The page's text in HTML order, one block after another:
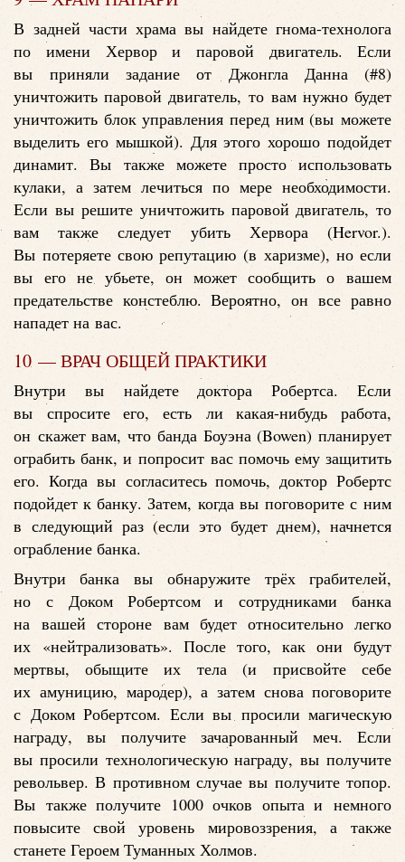
В задней части храма вы найдете гнома-технолога
по имени Хервор и паровой двигатель. Если
вы приняли задание от Джонгла Данна (#8)
уничтожить паровой двигатель, то вам нужно будет
уничтожить блок управления перед ним (вы можете
выделить его мышкой). Для этого хорошо подойдет
динамит. Вы также можете просто использовать
кулаки, а затем лечиться по мере необходимости.
Если вы решите уничтожить паровой двигатель, то
вам также следует убить Хервора (Hervor.).
Вы потеряете свою репутацию (в харизме), но если
вы его не убьете, он может сообщить о вашем
предательстве констеблю. Вероятно, он все равно
нападет на вас.
10 — ВРАЧ ОБЩЕЙ ПРАКТИКИ
Внутри вы найдете доктора Робертса. Если
вы спросите его, есть ли какая-нибудь работа,
он скажет вам, что банда Боуэна (Bowen) планирует
ограбить банк, и попросит вас помочь ему защитить
его. Когда вы согласитесь помочь, доктор Робертс
подойдет к банку. Затем, когда вы поговорите с ним
в следующий раз (если это будет днем), начнется
ограбление банка.
Внутри банка вы обнаружите трёх грабителей,
но с Доком Робертсом и сотрудниками банка
на вашей стороне вам будет относительно легко
их «нейтрализовать». После того, как они будут
мертвы, обыщите их тела (и присвойте себе
их амуницию, мародер), а затем снова поговорите
с Доком Робертсом. Если вы просили магическую
награду, вы получите зачарованный меч. Если
вы просили технологическую награду, вы получите
револьвер. В противном случае вы получите топор.
Вы также получите 1000 очков опыта и немного
повысите свой уровень мировоззрения, а также
станете Героем Туманных Холмов.